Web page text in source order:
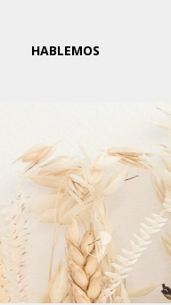
HABLEMOS